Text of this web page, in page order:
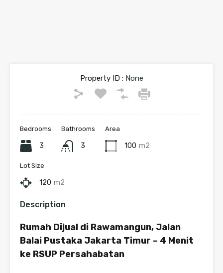
Property ID :None
Bedrooms
3
Bathrooms
3
Area
100 m2
Lot Size
120 m2
Description
Rumah Dijual di Rawamangun, Jalan
Balai Pustaka Jakarta Timur – 4 Menit
ke RSUP Persahabatan